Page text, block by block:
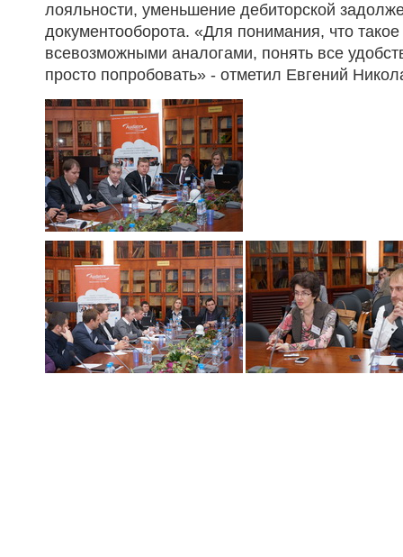
лояльности, уменьшение дебиторской
документооборота. «Для понимания, что
всевозможными аналогами, понять все
просто попробовать» - отметил Евгений